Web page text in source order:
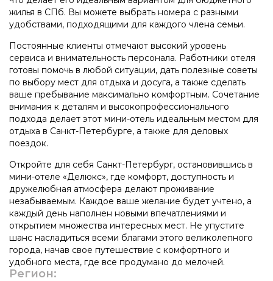
жилья в СПб. Вы можете выбрать номера с разными
удобствами, подходящими для каждого члена семьи.
Постоянные клиенты отмечают высокий уровень
сервиса и внимательность персонала. Работники отеля
готовы помочь в любой ситуации, дать полезные советы
по выбору мест для отдыха и досуга, а также сделать
ваше пребывание максимально комфортным. Сочетание
внимания к деталям и высокопрофессионального
подхода делает этот мини-отель идеальным местом для
отдыха в Санкт-Петербурге, а также для деловых
поездок.
Откройте для себя Санкт-Петербург, остановившись в
мини-отеле «Делюкс», где комфорт, доступность и
дружелюбная атмосфера делают проживание
незабываемым. Каждое ваше желание будет учтено, а
каждый день наполнен новыми впечатлениями и
открытием множества интересных мест. Не упустите
шанс насладиться всеми благами этого великолепного
города, начав свое путешествие с комфортного и
удобного места, где все продумано до мелочей.
Регион: